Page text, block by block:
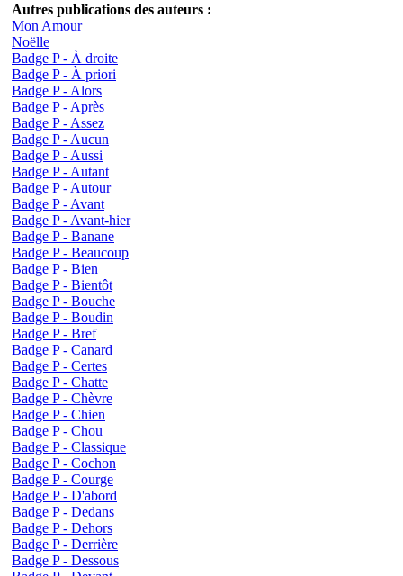
Autres publications des auteurs :
Mon Amour
Noëlle
Badge P - À droite
Badge P - À priori
Badge P - Alors
Badge P - Après
Badge P - Assez
Badge P - Aucun
Badge P - Aussi
Badge P - Autant
Badge P - Autour
Badge P - Avant
Badge P - Avant-hier
Badge P - Banane
Badge P - Beaucoup
Badge P - Bien
Badge P - Bientôt
Badge P - Bouche
Badge P - Boudin
Badge P - Bref
Badge P - Canard
Badge P - Certes
Badge P - Chatte
Badge P - Chèvre
Badge P - Chien
Badge P - Chou
Badge P - Classique
Badge P - Cochon
Badge P - Courge
Badge P - D'abord
Badge P - Dedans
Badge P - Dehors
Badge P - Derrière
Badge P - Dessous